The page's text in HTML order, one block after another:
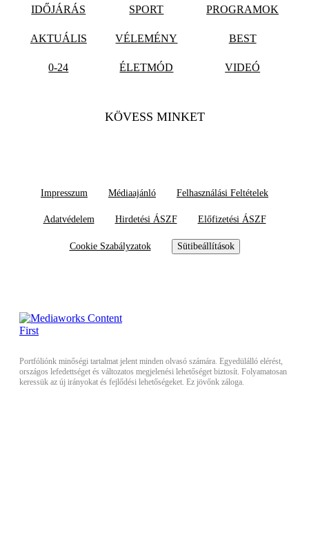
IDŐJÁRÁS SPORT PROGRAMOK
AKTUÁLIS VÉLEMÉNY BEST
0-24 ÉLETMÓD VIDEÓ
KÖVESS MINKET
Impresszum Médiaajánló Felhasználási Feltételek
Adatvédelem Hirdetési ÁSZF Előfizetési ÁSZF
Cookie Szabályzatok Sütibeállítások
Portfóliónk minőségi tartalmat jelent minden olvasó számára. Egyedülálló elérést,
országos lefedettséget és változatos megjelenési lehetőséget biztosít. Folyamatosan
keressük az új irányokat és fejlődési lehetőségeket. Ez jövőnk záloga.